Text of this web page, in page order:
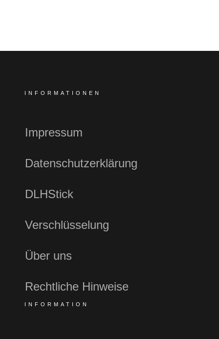
INFORMATIONEN
Impressum
Datenschutzerklärung
DLHStick
Verschlüsselung
Über uns
Rechtliche Hinweise
INFORMATION